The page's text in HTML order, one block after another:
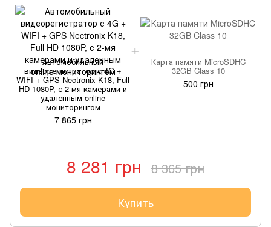
Автомобильный
видеорегистратор с 4G +
WIFI + GPS Nectronix K18, Full
HD 1080P, с 2-мя камерами и
удаленным online
мониторингом
7 865 грн
Карта памяти MicroSDHC
32GB Class 10
500 грн
8 281 грн 8 365 грн
Купить